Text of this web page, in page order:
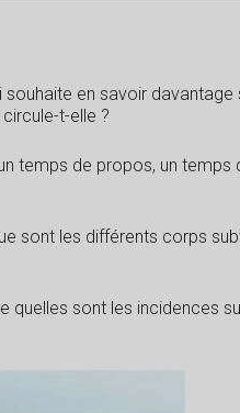
en savoir davantage
circule-t-elle ?
temps de propos, un temps
sont les différents corps
quelles sont les incidences